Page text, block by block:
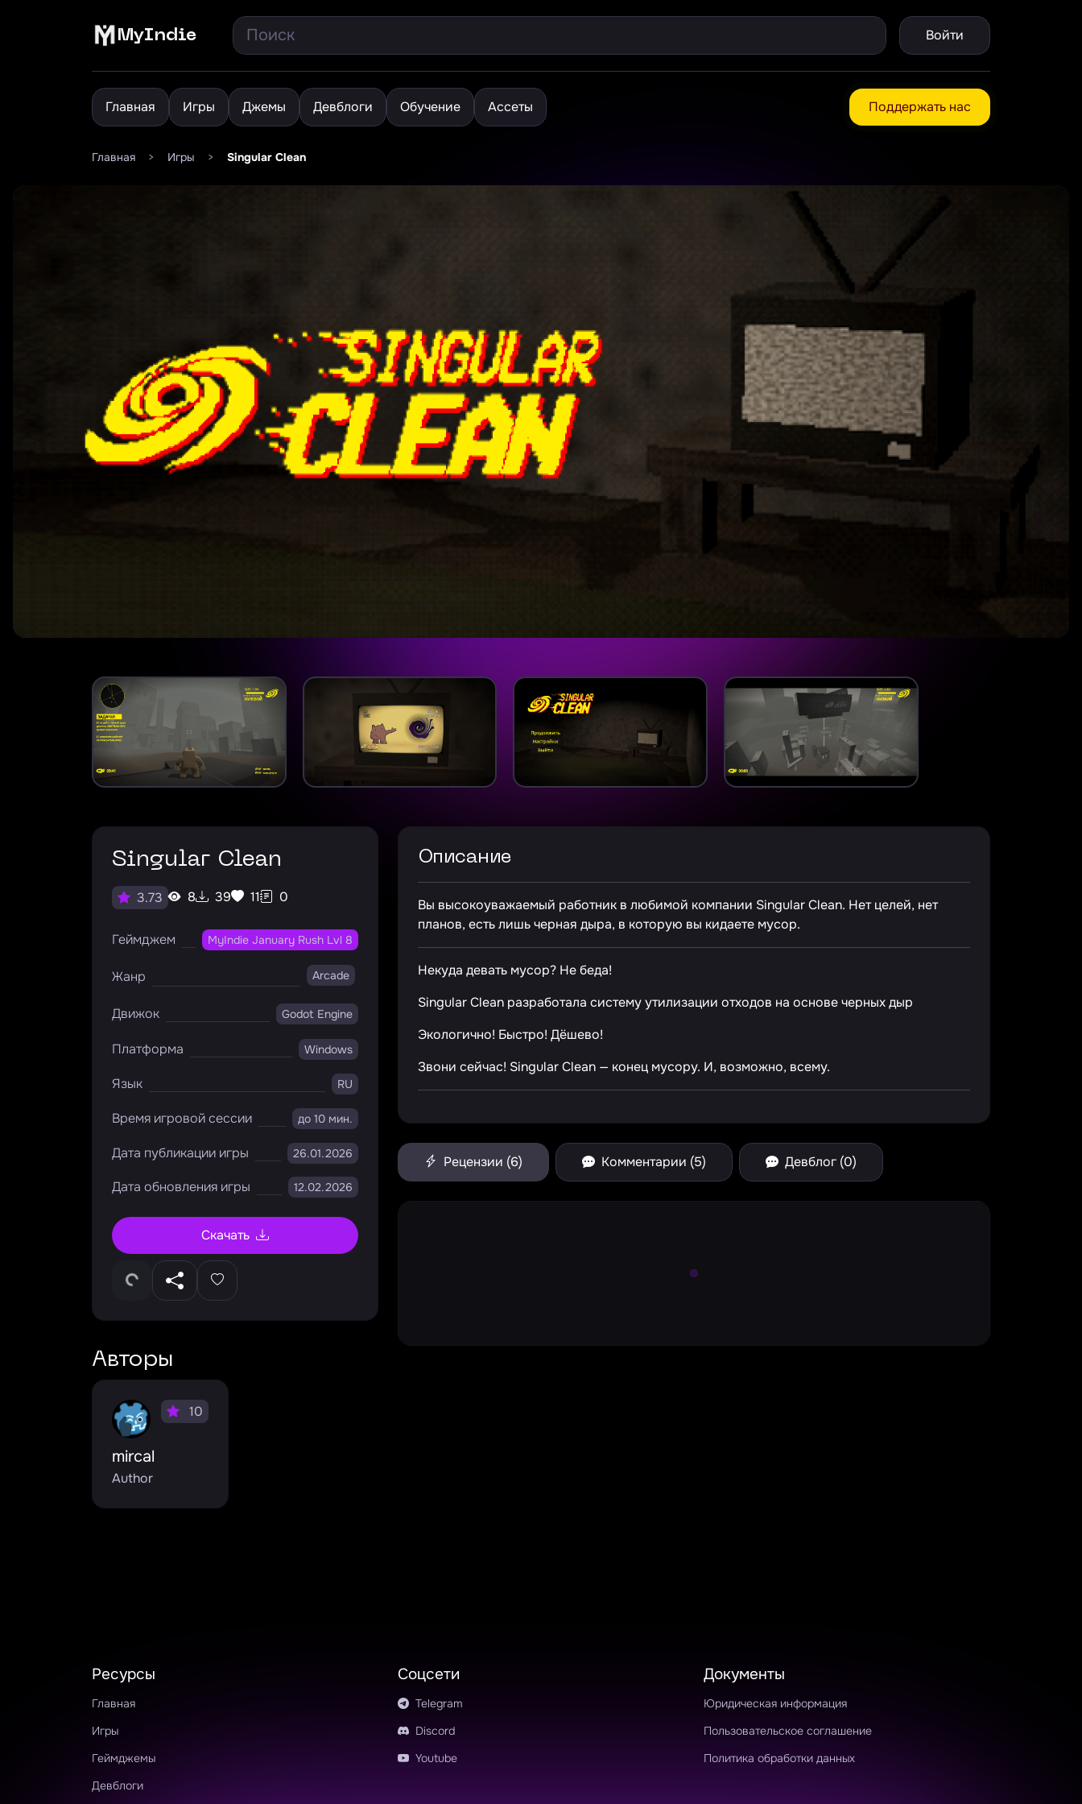
MyIndie Войти
Главная Игры Джемы Девблоги Обучение Ассеты Поддержать нас
Главная > Игры > Singular Clean
Singular Clean
3.73 8 39 11 0
Геймджем MyIndie January Rush Lvl 8
Жанр Arcade
Движок Godot Engine
Платформа Windows
Язык RU
Время игровой сессии до 10 мин.
Дата публикации игры 26.01.2026
Дата обновления игры 12.02.2026
Скачать
Авторы
mircal
Author
10
Описание
Вы высокоуважаемый работник в любимой компании Singular Clean. Нет целей, нет
планов, есть лишь черная дыра, в которую вы кидаете мусор.
Некуда девать мусор? Не беда!
Singular Clean разработала систему утилизации отходов на основе черных дыр
Экологично! Быстро! Дёшево!
Звони сейчас! Singular Clean — конец мусору. И, возможно, всему.
Рецензии (6) Комментарии (5) Девблог (0)
Ресурсы
Главная
Игры
Геймджемы
Девблоги
Соцсети
Telegram
Discord
Youtube
Документы
Юридическая информация
Пользовательское соглашение
Политика обработки данных